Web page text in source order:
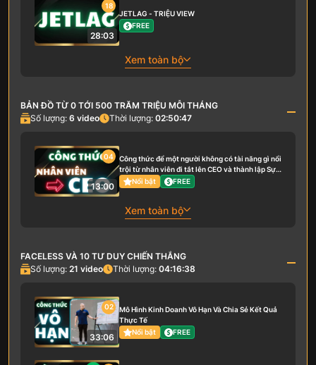
18
28:03
JETLAG - TRIỆU VIEW
FREE
Xem toàn bộ
BẢN ĐỒ TỪ 0 TỚI 500 TRĂM TRIỆU MỖI THÁNG
Số lượng: 6 video Thời lượng: 02:50:47
04
13:00
Công thức để một người không có tài năng gì nổi
trội từ nhân viên đi tắt lên CEO và thành lập Sự
Nghiệp riêng của mình
Nổi bật FREE
Xem toàn bộ
FACELESS VÀ 10 TƯ DUY CHIẾN THẮNG
Số lượng: 21 video Thời lượng: 04:16:38
02
33:06
Mô Hình Kinh Doanh Vô Hạn Và Chia Sẻ Kết Quả
Thực Tế
Nổi bật
FREE